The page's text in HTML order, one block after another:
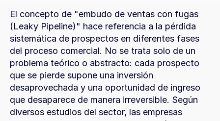
El concepto de "embudo de ventas con fugas
(Leaky Pipeline)" hace referencia a la pérdida
sistemática de prospectos en diferentes fases
del proceso comercial. No se trata solo de un
problema teórico o abstracto: cada prospecto
que se pierde supone una inversión
desaprovechada y una oportunidad de ingreso
que desaparece de manera irreversible. Según
diversos estudios del sector, las empresas